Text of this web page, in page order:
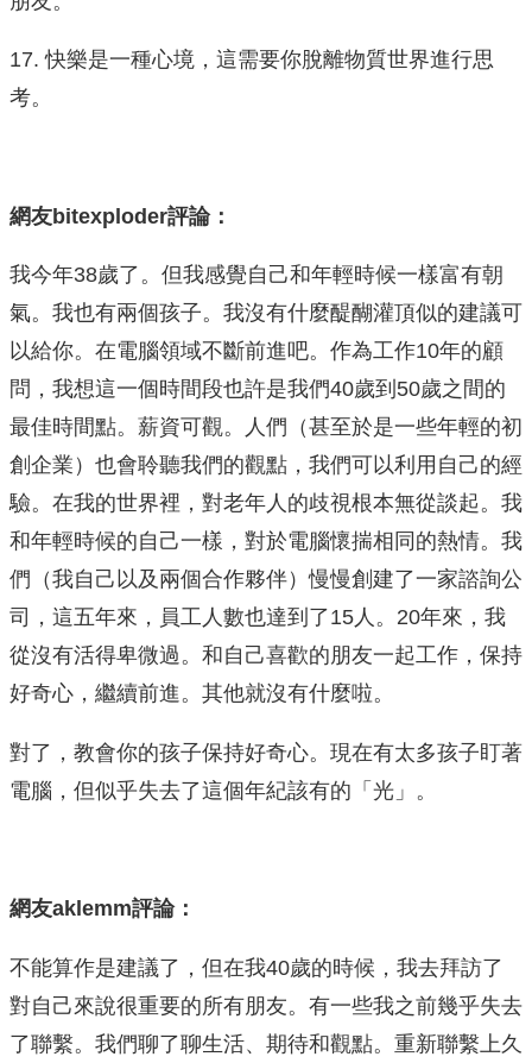
17. 快樂是一種心境，這需要你脫離物質世界進行思
考。
網友bitexploder評論：
我今年38歲了。但我感覺自己和年輕時候一樣富有朝
氣。我也有兩個孩子。我沒有什麼醍醐灌頂似的建議可
以給你。在電腦領域不斷前進吧。作為工作10年的顧
問，我想這一個時間段也許是我們40歲到50歲之間的
最佳時間點。薪資可觀。人們（甚至於是一些年輕的初
創企業）也會聆聽我們的觀點，我們可以利用自己的經
驗。在我的世界裡，對老年人的歧視根本無從談起。我
和年輕時候的自己一樣，對於電腦懷揣相同的熱情。我
們（我自己以及兩個合作夥伴）慢慢創建了一家諮詢公
司，這五年來，員工人數也達到了15人。20年來，我
從沒有活得卑微過。和自己喜歡的朋友一起工作，保持
好奇心，繼續前進。其他就沒有什麼啦。
對了，教會你的孩子保持好奇心。現在有太多孩子盯著
電腦，但似乎失去了這個年紀該有的「光」。
網友aklemm評論：
不能算作是建議了，但在我40歲的時候，我去拜訪了
對自己來說很重要的所有朋友。有一些我之前幾乎失去
了聯繫。我們聊了聊生活、期待和觀點。重新聯繫上久